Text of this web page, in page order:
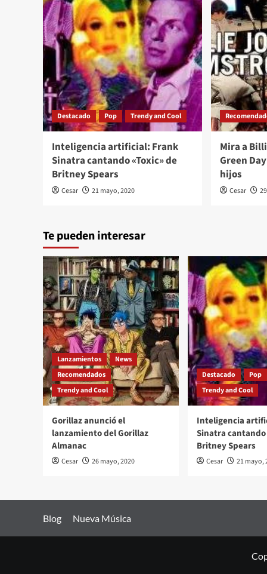
Destacado Pop Trendy and Cool
Inteligencia artificial: Frank
Sinatra cantando «Toxic» de
Britney Spears
Cesar 21 mayo, 2020
Mira a
Green
hijos
Cesar
Te pueden interesar
Lanzamientos
News
Recomendados
Trendy and Cool
Gorillaz anunció el
lanzamiento del Gorillaz
Almanac
Cesar 26 mayo, 2020
Destacado
Pop
Trendy and Cool
Inteligencia
Sinatra cantando
Britney Spears
Cesar 21 mayo,
Blog Nueva Música